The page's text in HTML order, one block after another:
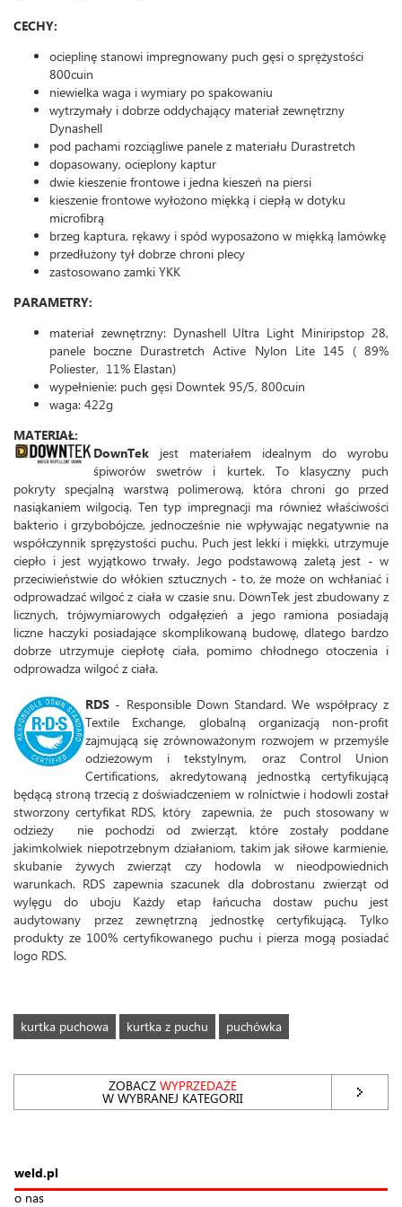
CECHY:
ocieplinę stanowi impregnowany puch gęsi o sprężystości
800cuin
niewielka waga i wymiary po spakowaniu
wytrzymały i dobrze oddychający materiał zewnętrzny
Dynashell
pod pachami rozciągliwe panele z materiału Durastretch
dopasowany, ocieplony kaptur
dwie kieszenie frontowe i jedna kieszeń na piersi
kieszenie frontowe wyłożono miękką i ciepłą w dotyku
microfibrą
brzeg kaptura, rękawy i spód wyposażono w miękką lamówkę
przedłużony tył dobrze chroni plecy
zastosowano zamki YKK
PARAMETRY:
materiał zewnętrzny: Dynashell Ultra Light Miniripstop 28,
panele boczne Durastretch Active Nylon Lite 145 ( 89%
Poliester, 11% Elastan)
wypełnienie: puch gęsi Downtek 95/5, 800cuin
waga: 422g
MATERIAŁ:
DownTek jest materiałem idealnym do wyrobu
śpiworów swetrów i kurtek. To klasyczny puch
pokryty specjalną warstwą polimerową, która chroni go przed
nasiąkaniem wilgocią. Ten typ impregnacji ma również właściwości
bakterio i grzybobójcze, jednocześnie nie wpływając negatywnie na
współczynnik sprężystości puchu. Puch jest lekki i miękki, utrzymuje
ciepło i jest wyjątkowo trwały. Jego podstawową zaletą jest - w
przeciwieństwie do włókien sztucznych - to, że może on wchłaniać i
odprowadzać wilgoć z ciała w czasie snu. DownTek jest zbudowany z
licznych, trójwymiarowych odgałęzień a jego ramiona posiadają
liczne haczyki posiadające skomplikowaną budowę, dlatego bardzo
dobrze utrzymuje ciepłotę ciała, pomimo chłodnego otoczenia i
odprowadza wilgoć z ciała.
RDS - Responsible Down Standard. We współpracy z
Textile Exchange, globalną organizacją non-profit
zajmującą się zrównoważonym rozwojem w przemyśle
odzieżowym i tekstylnym, oraz Control Union
Certifications, akredytowaną jednostką certyfikującą
będącą stroną trzecią z doświadczeniem w rolnictwie i hodowli został
stworzony certyfikat RDS, który zapewnia, że ​​ puch stosowany w
odzieży nie pochodzi od zwierząt, które zostały poddane
jakimkolwiek niepotrzebnym działaniom, takim jak siłowe karmienie,
skubanie żywych zwierząt czy hodowla w nieodpowiednich
warunkach. RDS zapewnia szacunek dla dobrostanu zwierząt od
wylęgu do uboju Każdy etap łańcucha dostaw puchu jest
audytowany przez zewnętrzną jednostkę certyfikującą. Tylko
produkty ze 100% certyfikowanego puchu i pierza mogą posiadać
logo RDS.
kurtka puchowa kurtka z puchu puchówka
ZOBACZWYPRZEDAŻE
W WYBRANEJ KATEGORII
weld.pl
o nas